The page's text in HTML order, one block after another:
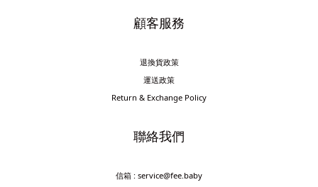
顧客服務
退換貨政策
運送政策
Return & Exchange Policy
聯絡我們
信箱 : service@fee.baby